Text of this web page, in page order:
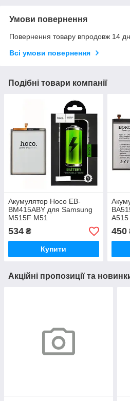
Умови повернення
Повернення товару впродовж 14
Всі умови повернення
Подібні товари компанії
Акумулятор Hoco EB-
BM415ABY для Samsung
M515F M51
534 ₴
Купити
A515
450
Акційні пропозиції та